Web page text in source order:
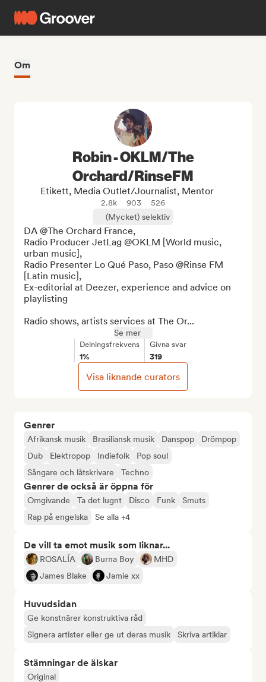
Om
Genrer
Afrikansk musik Brasiliansk musik Danspop
Drömpop
Dub
Elektropop Indiefolk
Pop soul
Sångare och låtskrivare
Techno
Genrer de också är öppna för
Omgivande Ta det lugnt Disco Funk
Smuts
Rap på engelska
Se alla +4
De vill ta emot musik som liknar...
ROSALÍA Burna Boy
MHD
James Blake
Jamie xx
Huvudsidan
Ge konstnärer konstruktiva råd
Signera artister eller ge ut deras musik
Skriva artiklar
Stämningar de älskar
Original
Robin - OKLM/The
Orchard/RinseFM
Etikett, Media Outlet/Journalist, Mentor
2.8k 903
526
(Mycket) selektiv
DA @The Orchard France,
Radio Producer JetLag @OKLM [World music,
urban music],
Radio Presenter Lo Qué Paso, Paso @Rinse FM
[Latin music],
Ex-editorial at Deezer, experience and advice on
playlisting
Radio shows, artists services at The Or...
Se mer
Delningsfrekvens
1%
Givna svar
319
Visa liknande curators